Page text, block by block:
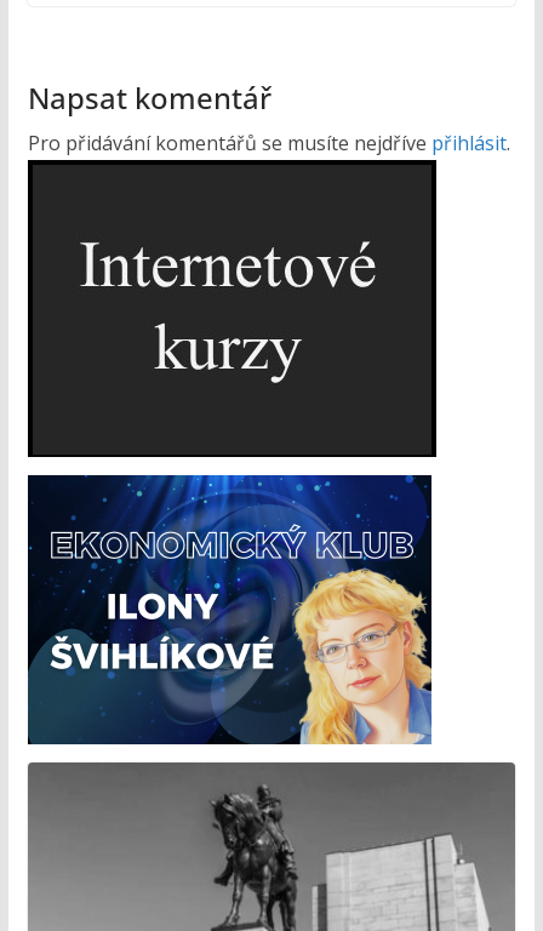
Napsat komentář
Pro přidávání komentářů se musíte nejdříve přihlásit.